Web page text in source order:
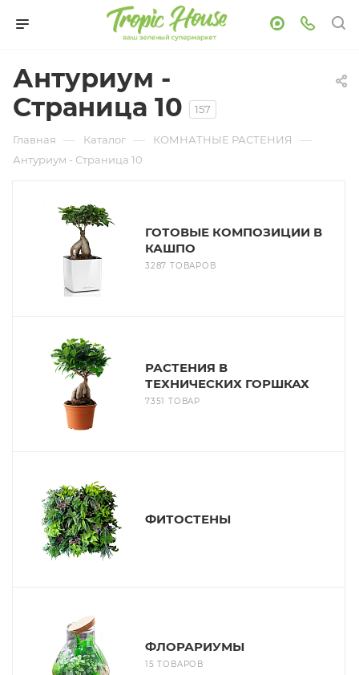
Антуриум -
Страница 10
157
Главная — Каталог — КОМНАТНЫЕ РАСТЕНИЯ —
Антуриум - Страница 10
ГОТОВЫЕ КОМПОЗИЦИИ В
КАШПО
3287 ТОВАРОВ
РАСТЕНИЯ В
ТЕХНИЧЕСКИХ ГОРШКАХ
7351 ТОВАР
ФИТОСТЕНЫ
ФЛОРАРИУМЫ
15 ТОВАРОВ